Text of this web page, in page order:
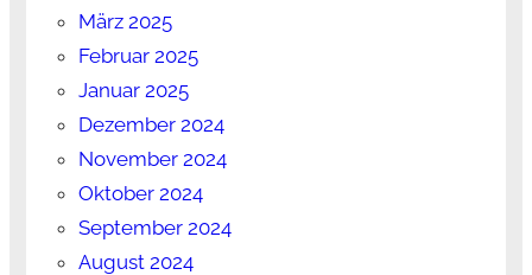
März 2025
Februar 2025
Januar 2025
Dezember 2024
November 2024
Oktober 2024
September 2024
August 2024